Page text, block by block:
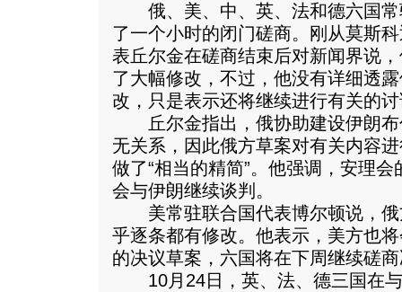
俄、美、中、英、法和德六国常
了一个小时的闭门磋商。刚从莫斯
表丘尔金在磋商结束后对新闻界说
了大幅修改，不过，他没有详细透
改，只是表示还将继续进行有关的
丘尔金指出，俄协助建设伊朗布
无关系，因此俄方草案对有关内容
做了“相当的精简”。他强调，安理
会与伊朗继续谈判。
美常驻联合国代表博尔顿说，俄
乎逐条都有修改。他表示，美方也
的决议草案，六国将在下周继续磋
10月24日，英、法、德三国在与